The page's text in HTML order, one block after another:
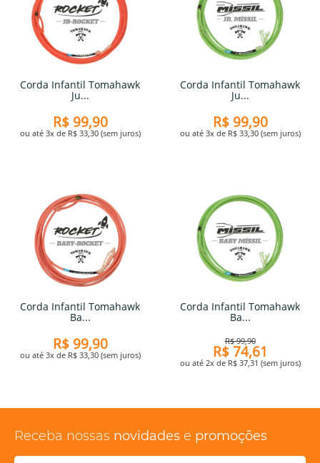
Corda Infantil Tomahawk
Ju...
R$ 99,90
ou até 3x de R$ 33,30 (sem juros)
Corda Infantil Tomahawk
Ju...
R$ 99,90
ou até 3x de R$ 33,30 (sem juros)
Corda Infantil Tomahawk
Ba...
R$ 99,90
ou até 3x de R$ 33,30 (sem juros)
Corda Infantil Tomahawk
Ba...
R$ 99,90
R$ 74,61
ou até 2x de R$ 37,31 (sem juros)
Receba nossas novidades e promoções